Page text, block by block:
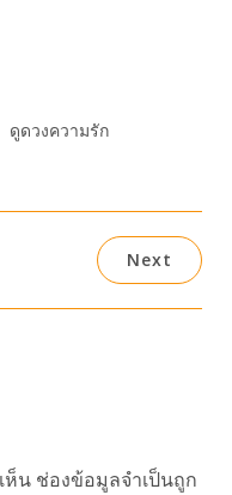
ดูดวงความรัก
Next
ห็น ช่องข้อมูลจำเป็นถูก